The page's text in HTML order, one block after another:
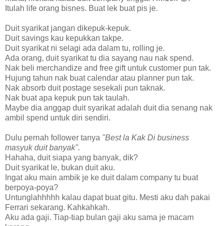
Itulah life orang bisnes. Buat lek buat pis je.
Duit syarikat jangan dikepuk-kepuk.
Duit savings kau kepukkan takpe.
Duit syarikat ni selagi ada dalam tu, rolling je.
Ada orang, duit syarikat tu dia sayang nau nak spend.
Nak beli merchandize and free gift untuk customer pun tak.
Hujung tahun nak buat calendar atau planner pun tak.
Nak absorb duit postage sesekali pun taknak.
Nak buat apa kepuk pun tak taulah.
Maybe dia anggap duit syarikat adalah duit dia senang nak
ambil spend untuk diri sendiri.
Dulu pernah follower tanya "Best la Kak Di business
masyuk duit banyak".
Hahaha, duit siapa yang banyak, dik?
Duit syarikat le, bukan duit aku.
Ingat aku main ambik je ke duit dalam company tu buat
berpoya-poya?
Untunglahhhhh kalau dapat buat gitu. Mesti aku dah pakai
Ferrari sekarang. Kahkahkah.
Aku ada gaji. Tiap-tiap bulan gaji aku sama je macam